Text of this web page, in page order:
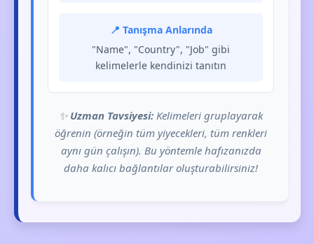
📍 Tanışma Anlarında
"Name", "Country", "Job" gibi
kelimelerle kendinizi tanıtın
✨ Uzman Tavsiyesi: Kelimeleri gruplayarak
öğrenin (örneğin tüm yiyecekleri, tüm renkleri
aynı gün çalışın). Bu yöntemle hafızanızda
daha kalıcı bağlantılar oluşturabilirsiniz!